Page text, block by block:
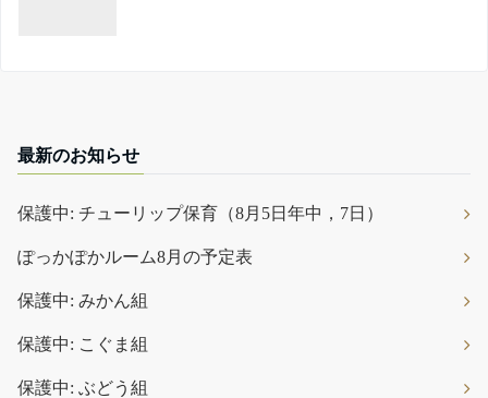
最新のお知らせ
保護中: チューリップ保育（8月5日年中，7日）
ぽっかぽかルーム8月の予定表
保護中: みかん組
保護中: こぐま組
保護中: ぶどう組